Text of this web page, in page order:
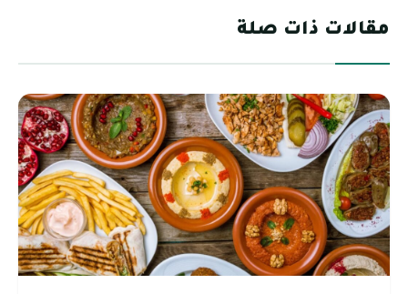
مقالات ذات صلة